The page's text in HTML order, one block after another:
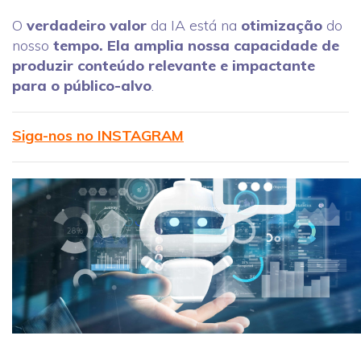
O verdadeiro valor da IA está na otimização do
nosso tempo. Ela amplia nossa capacidade de
produzir conteúdo relevante e impactante
para o público-alvo.
Siga-nos no INSTAGRAM